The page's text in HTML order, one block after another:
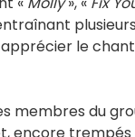
plusieurs
apprécier le
membres du